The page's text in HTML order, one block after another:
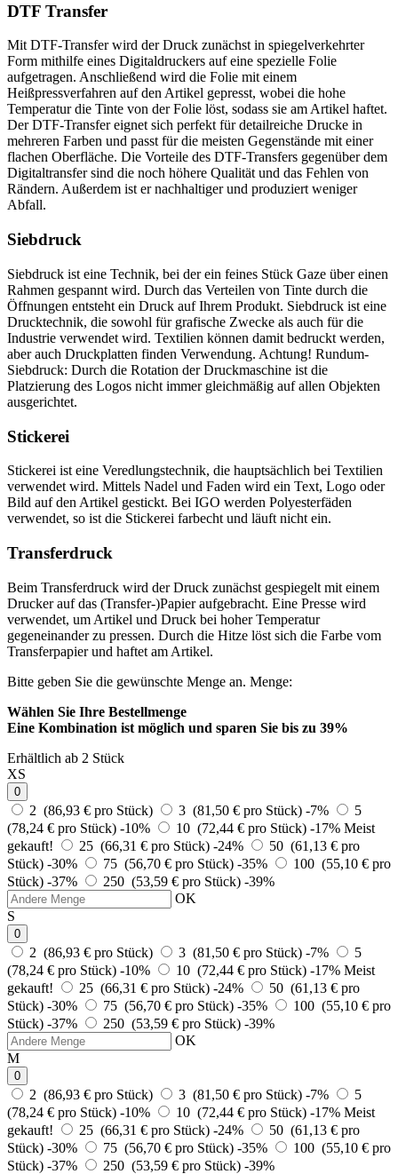
DTF Transfer
Mit DTF-Transfer wird der Druck zunächst in spiegelverkehrter
Form mithilfe eines Digitaldruckers auf eine spezielle Folie
aufgetragen. Anschließend wird die Folie mit einem
Heißpressverfahren auf den Artikel gepresst, wobei die hohe
Temperatur die Tinte von der Folie löst, sodass sie am Artikel haftet.
Der DTF-Transfer eignet sich perfekt für detailreiche Drucke in
mehreren Farben und passt für die meisten Gegenstände mit einer
flachen Oberfläche. Die Vorteile des DTF-Transfers gegenüber dem
Digitaltransfer sind die noch höhere Qualität und das Fehlen von
Rändern. Außerdem ist er nachhaltiger und produziert weniger
Abfall.
Siebdruck
Siebdruck ist eine Technik, bei der ein feines Stück Gaze über einen
Rahmen gespannt wird. Durch das Verteilen von Tinte durch die
Öffnungen entsteht ein Druck auf Ihrem Produkt. Siebdruck ist eine
Drucktechnik, die sowohl für grafische Zwecke als auch für die
Industrie verwendet wird. Textilien können damit bedruckt werden,
aber auch Druckplatten finden Verwendung. Achtung! Rundum-
Siebdruck: Durch die Rotation der Druckmaschine ist die
Platzierung des Logos nicht immer gleichmäßig auf allen Objekten
ausgerichtet.
Stickerei
Stickerei ist eine Veredlungstechnik, die hauptsächlich bei Textilien
verwendet wird. Mittels Nadel und Faden wird ein Text, Logo oder
Bild auf den Artikel gestickt. Bei IGO werden Polyesterfäden
verwendet, so ist die Stickerei farbecht und läuft nicht ein.
Transferdruck
Beim Transferdruck wird der Druck zunächst gespiegelt mit einem
Drucker auf das (Transfer-)Papier aufgebracht. Eine Presse wird
verwendet, um Artikel und Druck bei hoher Temperatur
gegeneinander zu pressen. Durch die Hitze löst sich die Farbe vom
Transferpapier und haftet am Artikel.
Bitte geben Sie die gewünschte Menge an. Menge:
Wählen Sie Ihre Bestellmenge
Eine Kombination ist möglich und sparen Sie bis zu 39%
Erhältlich ab 2 Stück
XS
0
2 (86,93 € pro Stück) 3 (81,50 € pro Stück) -7%
5
(78,24 € pro Stück) -10% 10 (72,44 € pro Stück) -17% Meist
gekauft!
25 (66,31 € pro Stück) -24%
50 (61,13 € pro
Stück) -30% 75 (56,70 € pro Stück) -35%
100 (55,10 € pro
Stück) -37% 250 (53,59 € pro Stück) -39%
OK
S
0
2 (86,93 € pro Stück) 3 (81,50 € pro Stück) -7%
5
(78,24 € pro Stück) -10% 10 (72,44 € pro Stück) -17% Meist
gekauft!
25 (66,31 € pro Stück) -24%
50 (61,13 € pro
Stück) -30% 75 (56,70 € pro Stück) -35%
100 (55,10 € pro
Stück) -37% 250 (53,59 € pro Stück) -39%
OK
M
0
2 (86,93 € pro Stück) 3 (81,50 € pro Stück) -7%
5
(78,24 € pro Stück) -10% 10 (72,44 € pro Stück) -17% Meist
gekauft!
25 (66,31 € pro Stück) -24%
50 (61,13 € pro
Stück) -30% 75 (56,70 € pro Stück) -35%
100 (55,10 € pro
Stück) -37% 250 (53,59 € pro Stück) -39%